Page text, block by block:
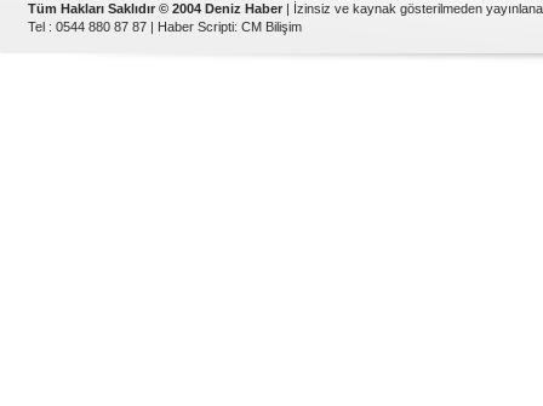
Tüm Hakları Saklıdır © 2004 Deniz Haber | İzinsiz ve kaynak gösterilmeden
Tel : 0544 880 87 87 | Haber Scripti: CM Bilişim